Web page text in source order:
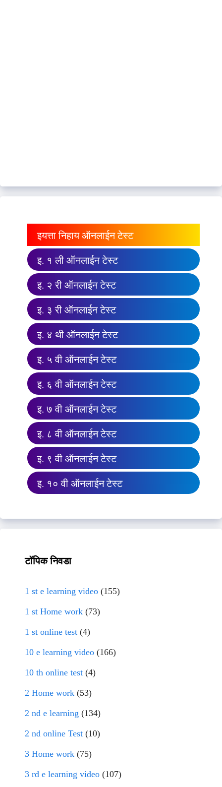
इयत्ता निहाय ऑनलाईन टेस्ट
इ. १ ली ऑनलाईन टेस्ट
इ. २ री ऑनलाईन टेस्ट
इ. ३ री ऑनलाईन टेस्ट
इ. ४ थी ऑनलाईन टेस्ट
इ. ५ वी ऑनलाईन टेस्ट
इ. ६ वी ऑनलाईन टेस्ट
इ. ७ वी ऑनलाईन टेस्ट
इ. ८ वी ऑनलाईन टेस्ट
इ. ९ वी ऑनलाईन टेस्ट
इ. १० वी ऑनलाईन टेस्ट
टॉपिक निवडा
1 st e learning video (155)
1 st Home work (73)
1 st online test (4)
10 e learning video (166)
10 th online test (4)
2 Home work (53)
2 nd e learning (134)
2 nd online Test (10)
3 Home work (75)
3 rd e learning video (107)